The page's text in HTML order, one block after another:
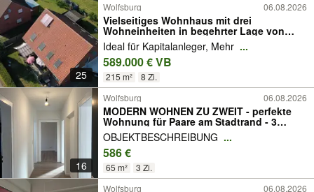
25
Wolfsburg 06.08.2026
Vielseitiges Wohnhaus mit drei
Wohneinheiten in begehrter Lage von
Reislingen Süd/West
Ideal für Kapitalanleger, Mehr ...
589.000 € VB
215 m² 8 Zi.
16
Wolfsburg 06.08.2026
MODERN WOHNEN ZU ZWEIT - perfekte
Wohnung für Paare am Stadtrand - 3
Zimmer mit EBK
OBJEKTBESCHREIBUNG ...
586 €
65 m²
3 Zi.
Wolfsburg
06.08.2026